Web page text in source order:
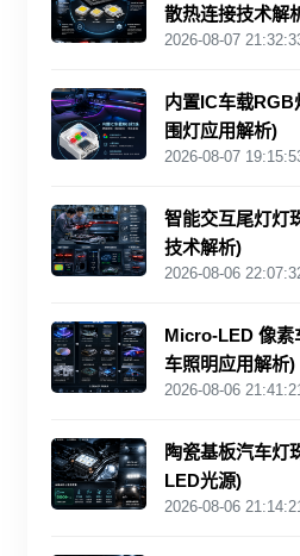
散热连接技术解
2026-08-07
内置IC车载RGB
围灯应用解析)
2026-08-07
智能交互尾灯灯
技术解析)
2026-08-06
Micro-LED 像素
车照明应用解析)
2026-08-06
陶瓷基板汽车灯
LED光源)
2026-08-06